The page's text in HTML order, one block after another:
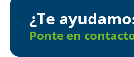
¿Te
Ponte en